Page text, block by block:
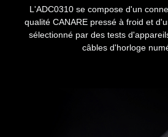
L'ADC0310 se compose d'un
qualité CANARE pressé à froid et
sélectionné par des tests
câbles d'horloge